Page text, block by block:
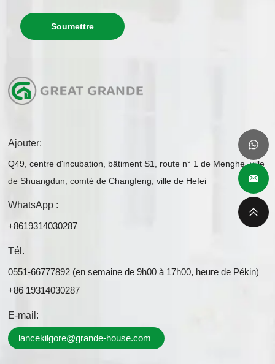
Soumettre
Ajouter:
Q49, centre d'incubation, bâtiment S1, route n° 1 de Menghe, ville
de Shuangdun, comté de Changfeng, ville de Hefei
WhatsApp :
+8619314030287
Tél.
0551-66777892 (en semaine de 9h00 à 17h00, heure de Pékin)
+86 19314030287
E-mail:
lancekilgore@grande-house.com